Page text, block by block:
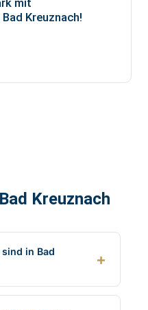
Kreuznach!
Kreuznach
in Bad